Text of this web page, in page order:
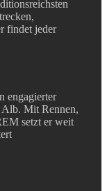
findet jeder
engagierter
Alb. Mit Rennen,
setzt er weit